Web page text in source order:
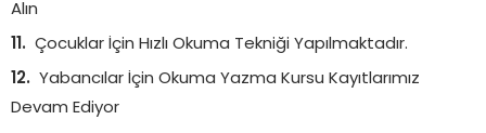
Alın
Çocuklar İçin Hızlı Okuma Tekniği Yapılmaktadır.
Yabancılar İçin Okuma Yazma Kursu Kayıtlarımız
Devam Ediyor